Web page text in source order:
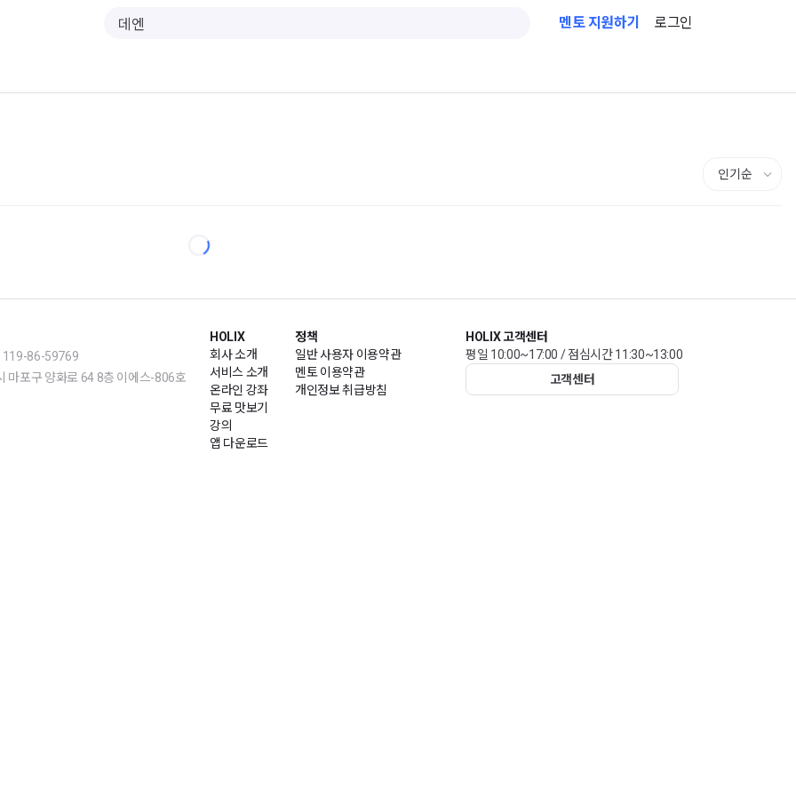
멘토 지원하기 로그인
HOLIX
회사 소개
서비스 소개
온라인 강좌
무료 맛보기
강의
앱 다운로드
정책
일반 사용자 이용약관
멘토 이용약관
개인정보 취급방침
HOLIX 고객센터
평일 10:00~17:00 / 점심시간 11:30~13:00
고객센터
119-86-59769
마포구 양화로 64 8층 이에스-806호